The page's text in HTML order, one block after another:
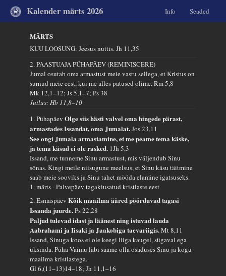
Kalender märts 2026 Info Seaded
MÄRTS
KUU LOOSUNG: Jeesus nuttis.Jh 11,35
2. PAASTUAJA PÜHAPÄEV (REMINISCERE)
Jumal osutab oma armastust meie vastu sellega, et Kristus on
surnud meie eest, kui me alles patused olime.Rm 5,8
Mk 12,1–12; Js 5,1–7; Ps 38
Jutlus: Hb 11,8–10
1. PühapäevOlge siis hästi valvel oma hingede pärast,
armastades Issandat, oma Jumalat.Jos 23,11
See ongi Jumala armastamine, et me peame tema käske,
ja tema käsud ei ole rasked. 1Jh 5,3
Issand, me tunneme Sinu armastust, mis väljendub Sinu
sõnas. Kingi meile niisugune meelsus, et Sinu käsu täitmine
saab meie sooviks ja Sinu tahet mööda elamine igatsuseks.
1. märts - Palvepäev tagakiusatud kristlaste eest
2. EsmaspäevKõik maailma ääred pöörduvad tagasi
Issanda juurde.Ps 22,28
Paljud tulevad idast ja läänest ning istuvad lauda
Aabrahami ja Iisaki ja Jaakobiga taevariigis.Mt 8,11
Issand, Sinuga koos ei ole keegi liiga kaugel, sügaval ega
üksinda. Püha Vaimu läbi saame olla osaduses Sinu ja kogu
maailma kristlastega.
Gl 6,(11–13)14–18; Jh 11,1–16